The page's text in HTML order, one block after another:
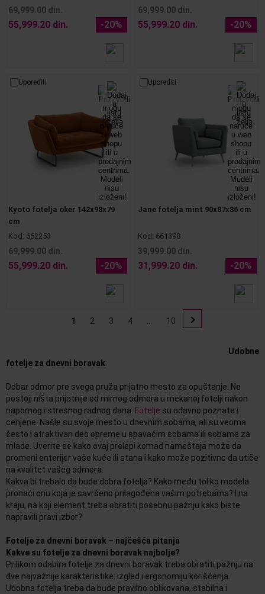
69,999.00 din.
55,999.20 din. -20%
69,999.00 din.
55,999.20 din. -20%
Uporediti
Kyoto fotelja oker 142x98x79
cm
Kod: 662253
69,999.00 din.
55,999.20 din. -20%
Uporediti
Jane fotelja mint 90x87x86 cm
Kod: 661398
39,999.00 din.
31,999.20 din. -20%
1 2 3 4 10
Udobne
fotelje za dnevni boravak
Dobar odmor pre svega pruža prijatno mesto za opuštanje. Ne
postoji ništa prijatnije od mirnog odmora u mekanoj fotelji nakon
napornog i stresnog radnog dana. Fotelje su odavno poznate i
cenjene. Našle su svoje mesto u dnevnim sobama, ali su veoma
često i atraktivan deo opreme u spavaćim sobama ili sobama za
mlade. Uverite se kako ovaj prelepi komad nameštaja može da
promeni enterijer vaše kuće ili stana i kako može pozitivno da utiče
na kvalitet vašeg odmora.
Kakva bi trebalo da bude dobra fotelja? Kako među toliko modela
pronaći onu koja je savršeno prilagođena vašim potrebama? I na
kraju, na koji element treba obratiti posebnu pažnju kako biste
napravili pravi izbor?
Fotelje za dnevni boravak – najčešća pitanja
Kakve su fotelje za dnevni boravak najbolje?
Prilikom odabira fotelje za dnevni boravak treba obratiti pažnju na
dve najvažnije karakteristike: izgled i ergonomiju korišćenja.
Udobna fotelja treba da bude pravilno oblikovana, stabilna i